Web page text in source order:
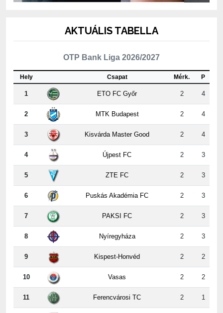
OTP Bank Liga 2026/2027
Csapat
1 ETO FC Győr 2 4
2 MTK Budapest 2 4
3 Kisvárda Master Good 2 4
4 Újpest FC 2 3
5 ZTE FC 2 3
6 Puskás Akadémia FC 2 3
7 PAKSI FC 2 3
8 Nyíregyháza 2 3
9 Kispest-Honvéd 2 2
10 Vasas 2 2
11 Ferencvárosi TC 2 1
12 DVSC 2 0